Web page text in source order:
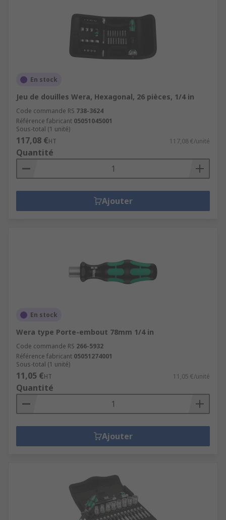
En stock
Jeu de douilles Wera, Hexagonal, 26 pièces, 1/4 in
Code commande RS 738-3624
Référence fabricant 05051045001
Sous-total (1 unité)
117,08 €HT 117,08 €/unité
Quantité
Ajouter
En stock
Wera type Porte-embout 78mm 1/4 in
Code commande RS 266-5932
Référence fabricant 05051274001
Sous-total (1 unité)
11,05 €HT 11,05 €/unité
Quantité
Ajouter